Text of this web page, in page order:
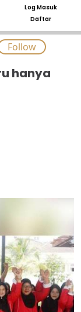
Log Masuk
Daftar
hanya